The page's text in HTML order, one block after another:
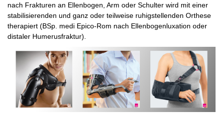
nach Frakturen an Ellenbogen, Arm oder Schulter wird mit einer
stabilisierenden und ganz oder teilweise ruhigstellenden Orthese
therapiert (BSp. medi Epico-Rom nach Ellenbogenluxation oder
distaler Humerusfraktur).